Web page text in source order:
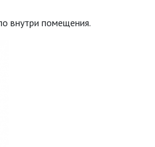
внутри помещения.